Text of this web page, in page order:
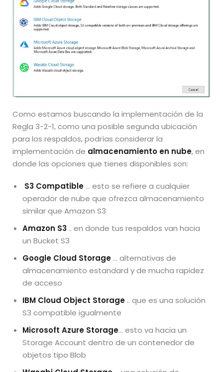
Como estamos buscando la implementación de la
Regla 3-2-1, como una posible segunda ubicación
para los respaldos, podrías considerar la
implementación de almacenamiento en nube, en
donde las opciones que tienes disponibles son:
S3 Compatible … esto se refiere a cualquier
operador de nube que ofrezca almacenamiento
similar que Amazon S3
Amazon S3 .. en donde tus respaldos van hacia
un Bucket S3
Google Cloud Storage … alternativas de
almacenamiento estandard y de mucha rapidez
de acceso
IBM Cloud Object Storage .. que es una solución
S3 compatible igualmente
Microsoft Azure Storage… esto va hacia un
Storage Account dentro de un contenedor de
objetos tipo Blob